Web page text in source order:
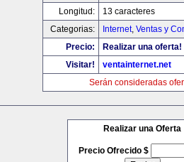
Longitud:
13 caracteres
Categorias:
Internet, Ventas y
Precio:
Realizar una oferta!
Visitar!
ventainternet.net
Serán consideradas
Realizar una Oferta
Precio Ofrecido $